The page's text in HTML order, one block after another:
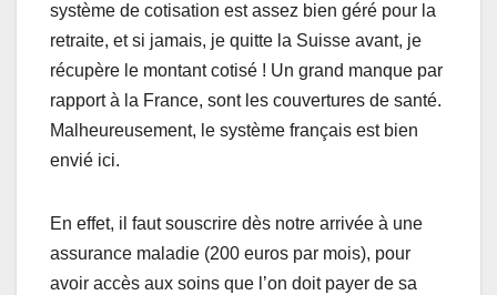
système de cotisation est assez bien géré pour la
retraite, et si jamais, je quitte la Suisse avant, je
récupère le montant cotisé ! Un grand manque par
rapport à la France, sont les couvertures de santé.
Malheureusement, le système français est bien
envié ici.
En effet, il faut souscrire dès notre arrivée à une
assurance maladie (200 euros par mois), pour
avoir accès aux soins que l’on doit payer de sa